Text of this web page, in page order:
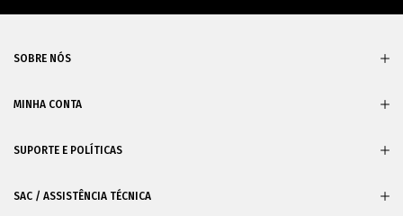
SOBRE NÓS
MINHA CONTA
SUPORTE E POLÍTICAS
SAC / ASSISTÊNCIA TÉCNICA